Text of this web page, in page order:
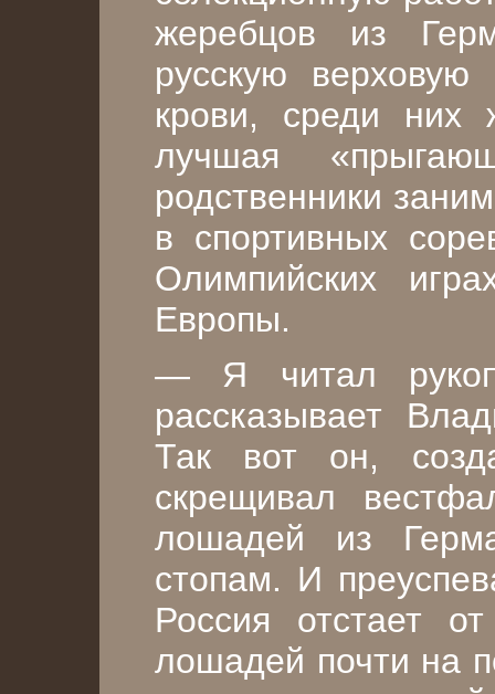
жеребцов из
русскую
крови, среди
лучшая
родственники
в спортивных
Олимпийских
Европы.
— Я читал
рассказывает
Так вот он,
скрещивал
лошадей из
стопам. И
Россия отстает
лошадей почти на